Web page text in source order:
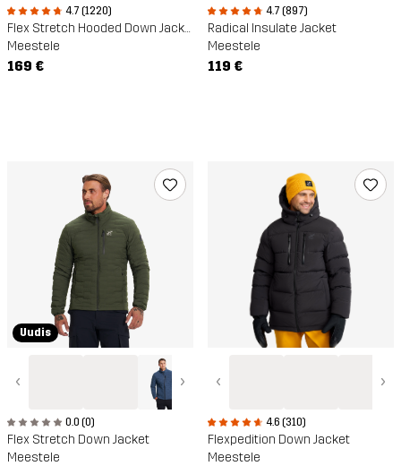
4.7 (1220)
Flex Stretch Hooded Down Jacket
Meestele
169 €
4.7 (897)
Radical Insulate Jacket
Meestele
119 €
Uudis
‹ ›
0.0 (0)
Flex Stretch Down Jacket
Meestele
‹ ›
4.6 (310)
Flexpedition Down Jacket
Meestele